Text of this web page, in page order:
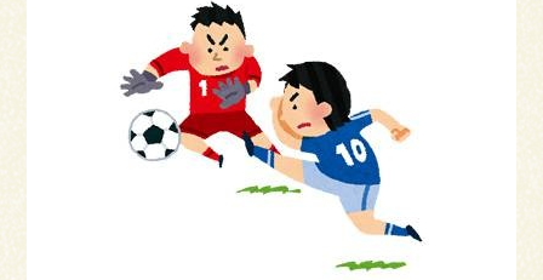
私たちのこと
三和建設の強み
リフォーム